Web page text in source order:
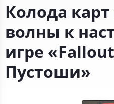
Колода
волны к
игре
Пустоши»